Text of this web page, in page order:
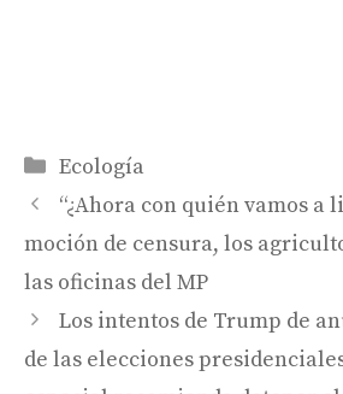
Categorías
Ecología
“¿Ahora con quién vamos a
moción de censura, los
las oficinas del MP
Los intentos de Trump de
de las elecciones